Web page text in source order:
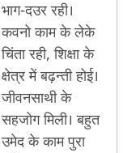
भाग-दउर रही।
कवनो काम के लेके
चिंता रही, शिक्षा के
क्षेत्र में बढ़न्ती होई।
जीवनसाथी के
सहजोग मिली। बहुत
उमेद के काम पुरा